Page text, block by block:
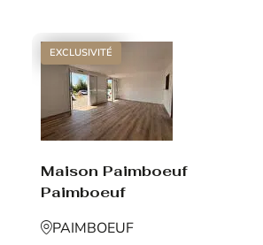
EXCLUSIVITÉ
Maison Paimboeuf
Paimboeuf
PAIMBOEUF